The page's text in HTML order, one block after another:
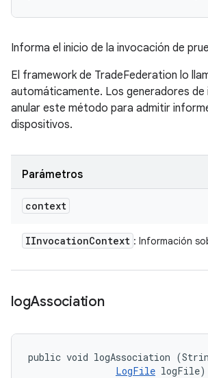
Informa el inicio de la invocación de
El framework de TradeFederation lo
automáticamente. Los generadores de
anular este método para admitir
dispositivos.
Parámetros
context
IInvocationContext : Información
logAssociation
public void logAssociation
LogFile logFile)